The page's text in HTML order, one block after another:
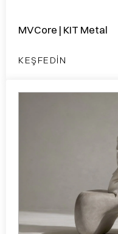
MVCore | KIT Metal
KEŞFEDIN